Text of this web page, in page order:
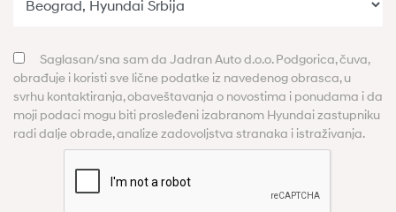
Saglasan/sna sam da Jadran Auto d.o.o. Podgorica, čuva,
obrađuje i koristi sve lične podatke iz navedenog obrasca, u
svrhu kontaktiranja, obaveštavanja o novostima i ponudama i da
moji podaci mogu biti prosleđeni izabranom Hyundai zastupniku
radi dalje obrade, analize zadovoljstva stranaka i istraživanja.